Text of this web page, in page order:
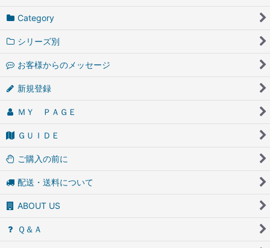
Category
シリーズ別
お客様からのメッセージ
新規登録
ＭＹ ＰＡＧＥ
ＧＵＩＤＥ
ご購入の前に
配送・送料について
ABOUT US
Ｑ＆Ａ